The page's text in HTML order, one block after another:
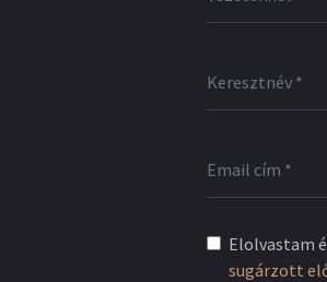
Elolvastam
sugárzott